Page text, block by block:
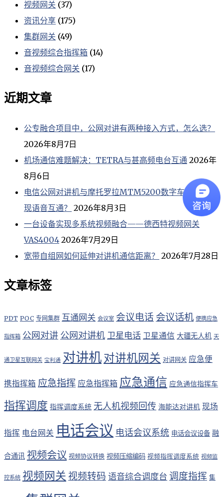
视频网关 (37)
资讯分享 (175)
集群网关 (49)
音视频综合指挥箱 (14)
音视频综合网关 (17)
近期文章
公专融合项目中，公网对讲有两种接入方式，怎么选？
2026年8月7日
机场通信难题解决：TETRA与甚高频电台互通 2026年
8月6日
电信公网对讲机与摩托罗拉MTM5200数字车台如何实
现语音互通？ 2026年8月3日
一台设备实现多系统视频融合——德西特视频网关
VAS4004 2026年7月29日
宽带自组网如何延伸对讲机通信距离？ 2026年7月28日
文章标签
PDT POC 专网集群 互通网关 会议室 会议电话 会议话机 便携应急
指挥箱 公网对讲 公网对讲机 卫星电话 卫星通信 大疆无人机 天
通卫星互联网关 宝利通 对讲机对讲机网关 对讲网关 应急便
携指挥箱 应急指挥 应急指挥箱 应急通信 应急通信指挥车
指挥调度 指挥调度系统 无人机视频回传 海能达对讲机 现场
指挥 电台网关 电话会议 电话会议系统 电话会议设备 融
合通讯 视频会议 视频协议转换 视频压缩编码 视频指挥调度系统 视频监
控系统 视频网关 视频转码 语音综合调度台 调度指挥 集